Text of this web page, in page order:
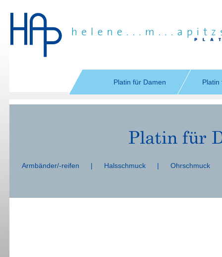
überspringenPlatin für Damen Platin
überspringen
Armbänder/-reifen | Halsschmuck | Ohrschmuck